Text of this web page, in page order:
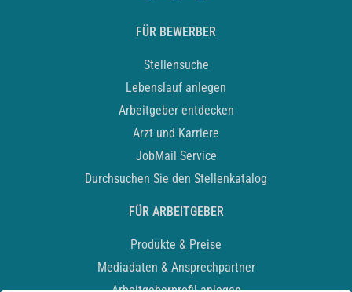
FÜR BEWERBER
Stellensuche
Lebenslauf anlegen
Arbeitgeber entdecken
Arzt und Karriere
JobMail Service
Durchsuchen Sie den Stellenkatalog
FÜR ARBEITGEBER
Produkte & Preise
Mediadaten & Ansprechpartner